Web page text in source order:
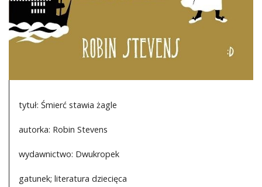
tytuł: Śmierć stawia żagle
autorka: Robin Stevens
wydawnictwo: Dwukropek
gatunek; literatura dziecięca